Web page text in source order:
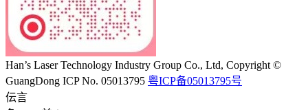
Han’s Laser Technology Industry Group Co., Ltd, Copyright ©
GuangDong ICP No. 05013795 粤ICP备05013795号
伝言